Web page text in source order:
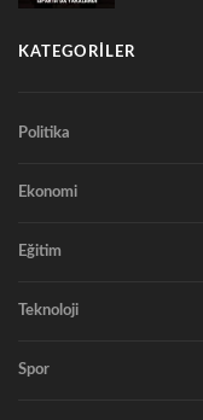
KATEGORILER
Politika
Ekonomi
Eğitim
Teknoloji
Spor